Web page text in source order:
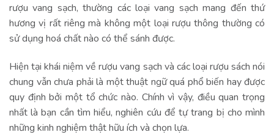
rượu vang sạch, thường các loại vang sạch mang đến thứ
hương vị rất riêng mà không một loại rượu thông thường có
sử dụng hoá chất nào có thể sánh được.
Hiện tại khái niệm về rượu vang sạch và các loại rượu sách nói
chung vẫn chưa phải là một thuật ngữ quá phổ biến hay được
quy định bởi một tổ chức nào. Chính vì vậy, điều quan trọng
nhất là bạn cần tìm hiểu, nghiên cứu để tự trang bị cho mình
những kinh nghiệm thật hữu ích và chọn lựa.